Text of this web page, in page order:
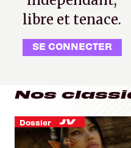
libre et tenace.
SE CONNECTER
Nos
Dossier